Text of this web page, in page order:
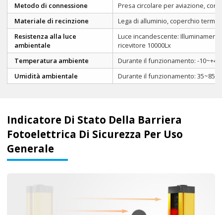
Metodo di connessione
Presa circolare per aviazione, con
Materiale di recinzione
Lega di alluminio, coperchio
Resistenza alla luce
ambientale
Luce incandescente:
ricevitore 10000Lx
Temperatura ambiente
Durante il funzionamento: -
Umidità ambientale
Durante il funzionamento:
Indicatore Di Stato Della Barriera
Fotoelettrica Di Sicurezza Per Uso
Generale